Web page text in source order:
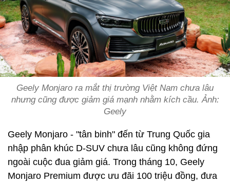
Geely Monjaro ra mắt thị trường Việt Nam chưa lâu
nhưng cũng được giảm giá mạnh nhằm kích cầu. Ảnh:
Geely
Geely Monjaro - "tân binh" đến từ Trung Quốc gia
nhập phân khúc D-SUV chưa lâu cũng không đứng
ngoài cuộc đua giảm giá. Trong tháng 10, Geely
Monjaro Premium được ưu đãi 100 triệu đồng, đưa